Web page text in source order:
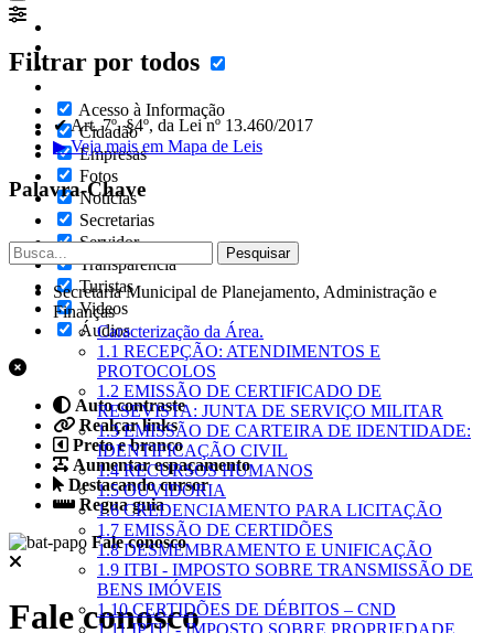
Filtrar por todos
Acesso à Informação
Cidadão
Empresas
Fotos
Notícias
Secretarias
Servidor
Transparência
Turistas
Videos
Áudios
Auto contraste
Realçar links
Preto e branco
Aumentar espaçamento
Destacando cursor
Regua guia
Fale conosco
Fale conosco
✔ Art. 7º, §4º, da Lei nº 13.460/2017
▶ Veja mais em Mapa de Leis
Palavra-Chave
Secretaria Municipal de Planejamento, Administração e
Finanças
Caracterização da Área.
1.1 RECEPÇÃO: ATENDIMENTOS E
PROTOCOLOS
1.2 EMISSÃO DE CERTIFICADO DE
RESEVISTA: JUNTA DE SERVIÇO MILITAR
1.3 EMISSÃO DE CARTEIRA DE IDENTIDADE:
IDENTIFICAÇÃO CIVIL
1.4 RECURSOS HUMANOS
1.5 OUVIDORIA
1.6 CREDENCIAMENTO PARA LICITAÇÃO
1.7 EMISSÃO DE CERTIDÕES
1.8 DESMEMBRAMENTO E UNIFICAÇÃO
1.9 ITBI - IMPOSTO SOBRE TRANSMISSÃO DE
BENS IMÓVEIS
1.10 CERTIDÕES DE DÉBITOS – CND